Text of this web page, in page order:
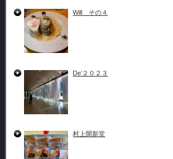
Will その４
De’２０２３
村上開新堂